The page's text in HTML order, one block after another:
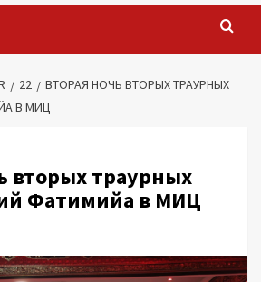
22
ВТОРАЯ НОЧЬ ВТОРЫХ ТРАУРНЫХ
В МИЦ
вторых траурных
Фатимийа в МИЦ